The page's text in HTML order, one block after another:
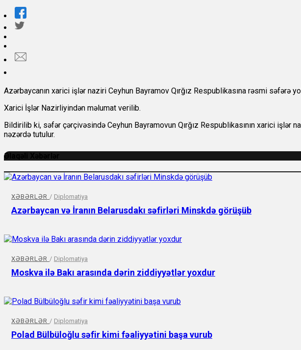
Azərbaycanın xarici işlər naziri Ceyhun Bayramov Qırğız Respublikasına rəsmi səfərə
Xarici İşlər Nazirliyindən məlumat verilib.
Bildirilib ki, səfər çərçivəsində Ceyhun Bayramovun Qırğız Respublikasının xarici
nəzərdə tutulur.
Əlaqəli Xəbərlər
XƏBƏRLƏR / Diplomatiya
Azərbaycan və İranın Belarusdakı səfirləri Minskdə görüşüb
XƏBƏRLƏR / Diplomatiya
Moskva ilə Bakı arasında dərin ziddiyyətlər yoxdur
XƏBƏRLƏR / Diplomatiya
Polad Bülbüloğlu səfir kimi fəaliyyətini başa vurub